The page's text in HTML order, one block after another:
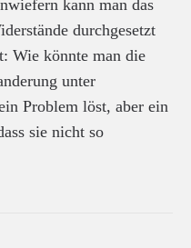
kann man das
durchgesetzt
Wie könnte man die
unter
Problem löst, aber ein
sie nicht so